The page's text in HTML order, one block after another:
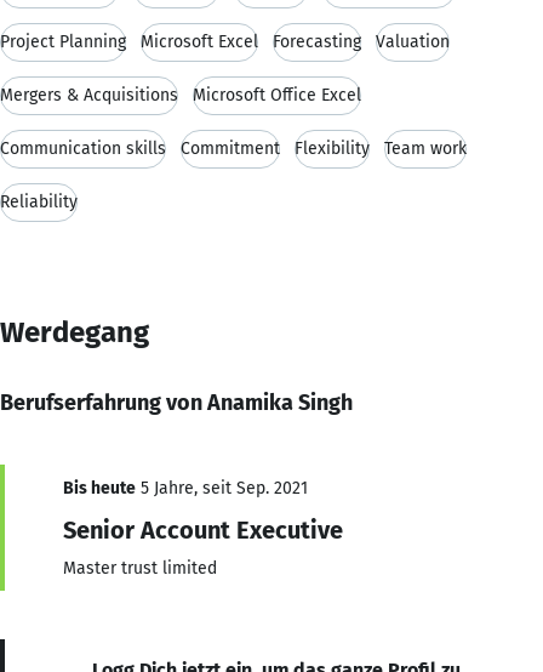
Project Planning Microsoft Excel Forecasting Valuation
Mergers & Acquisitions Microsoft Office Excel
Communication skills Commitment Flexibility Team work
Reliability
Werdegang
Berufserfahrung von Anamika Singh
Bis heute 5 Jahre, seit Sep. 2021
Senior Account Executive
Master trust limited